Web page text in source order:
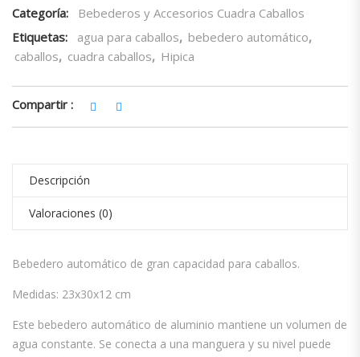
Categoría:
Bebederos y Accesorios Cuadra Caballos
Etiquetas:
agua para caballos, bebedero automático,
caballos, cuadra caballos, Hipica
Compartir :
Descripción
Valoraciones (0)
Bebedero automático de gran capacidad para caballos.
Medidas: 23x30x12 cm
Este bebedero automático de aluminio mantiene un volumen de
agua constante. Se conecta a una manguera y su nivel puede